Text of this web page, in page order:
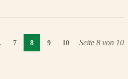
7 8 9 10 Seite 8 von 10